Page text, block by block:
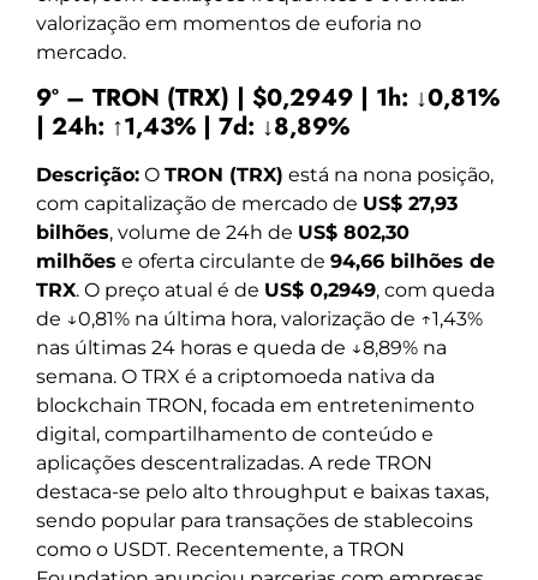
valorização em momentos de euforia no
mercado.
9º – TRON (TRX) | $0,2949 | 1h: ↓0,81%
| 24h: ↑1,43% | 7d: ↓8,89%
Descrição: O TRON (TRX) está na nona posição,
com capitalização de mercado de US$ 27,93
bilhões, volume de 24h de US$ 802,30
milhões e oferta circulante de 94,66 bilhões de
TRX. O preço atual é de US$ 0,2949, com queda
de ↓0,81% na última hora, valorização de ↑1,43%
nas últimas 24 horas e queda de ↓8,89% na
semana. O TRX é a criptomoeda nativa da
blockchain TRON, focada em entretenimento
digital, compartilhamento de conteúdo e
aplicações descentralizadas. A rede TRON
destaca-se pelo alto throughput e baixas taxas,
sendo popular para transações de stablecoins
como o USDT. Recentemente, a TRON